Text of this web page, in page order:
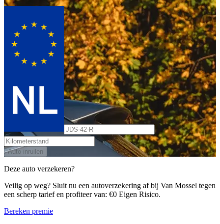
Auto inruilen
Deze auto verzekeren?
Veilig op weg? Sluit nu een autoverzekering af bij Van Mossel tegen
een scherp tarief en profiteer van: €0 Eigen Risico.
Bereken premie